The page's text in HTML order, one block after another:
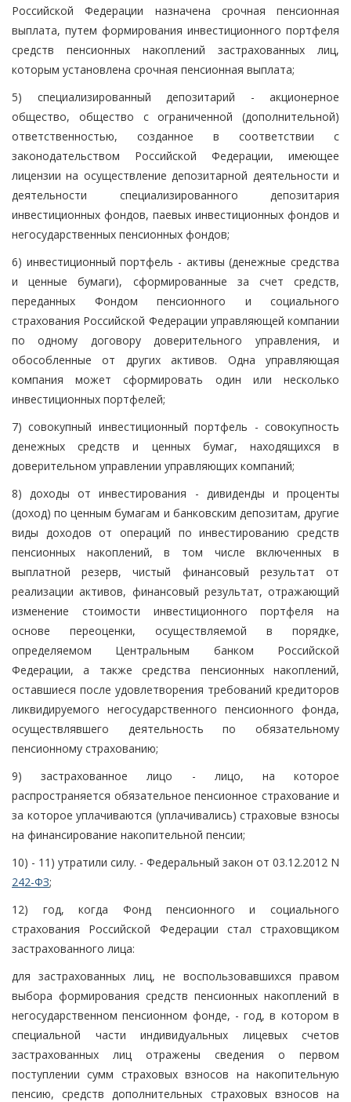
Российской Федерации назначена срочная пенсионная
выплата, путем формирования инвестиционного портфеля
средств пенсионных накоплений застрахованных лиц,
которым установлена срочная пенсионная выплата;
5) специализированный депозитарий - акционерное
общество, общество с ограниченной (дополнительной)
ответственностью, созданное в соответствии с
законодательством Российской Федерации, имеющее
лицензии на осуществление депозитарной деятельности и
деятельности специализированного депозитария
инвестиционных фондов, паевых инвестиционных фондов и
негосударственных пенсионных фондов;
6) инвестиционный портфель - активы (денежные средства
и ценные бумаги), сформированные за счет средств,
переданных Фондом пенсионного и социального
страхования Российской Федерации управляющей компании
по одному договору доверительного управления, и
обособленные от других активов. Одна управляющая
компания может сформировать один или несколько
инвестиционных портфелей;
7) совокупный инвестиционный портфель - совокупность
денежных средств и ценных бумаг, находящихся в
доверительном управлении управляющих компаний;
8) доходы от инвестирования - дивиденды и проценты
(доход) по ценным бумагам и банковским депозитам, другие
виды доходов от операций по инвестированию средств
пенсионных накоплений, в том числе включенных в
выплатной резерв, чистый финансовый результат от
реализации активов, финансовый результат, отражающий
изменение стоимости инвестиционного портфеля на
основе переоценки, осуществляемой в порядке,
определяемом Центральным банком Российской
Федерации, а также средства пенсионных накоплений,
оставшиеся после удовлетворения требований кредиторов
ликвидируемого негосударственного пенсионного фонда,
осуществлявшего деятельность по обязательному
пенсионному страхованию;
9) застрахованное лицо - лицо, на которое
распространяется обязательное пенсионное страхование и
за которое уплачиваются (уплачивались) страховые взносы
на финансирование накопительной пенсии;
10) - 11) утратили силу. - Федеральный закон от 03.12.2012 N
242-ФЗ;
12) год, когда Фонд пенсионного и социального
страхования Российской Федерации стал страховщиком
застрахованного лица:
для застрахованных лиц, не воспользовавшихся правом
выбора формирования средств пенсионных накоплений в
негосударственном пенсионном фонде, - год, в котором в
специальной части индивидуальных лицевых счетов
застрахованных лиц отражены сведения о первом
поступлении сумм страховых взносов на накопительную
пенсию, средств дополнительных страховых взносов на